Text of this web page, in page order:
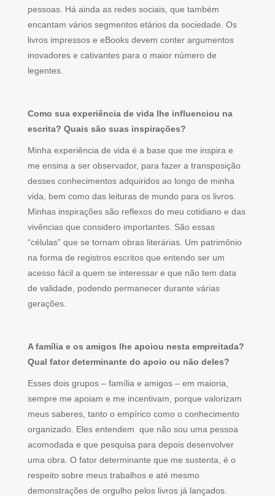
pessoas. Há ainda as redes sociais, que também
encantam vários segmentos etários da sociedade. Os
livros impressos e eBooks devem conter argumentos
inovadores e cativantes para o maior número de
legentes.
Como sua experiência de vida lhe influenciou na
escrita? Quais são suas inspirações?
Minha experiência de vida é a base que me inspira e
me ensina a ser observador, para fazer a transposição
desses conhecimentos adquiridos ao longo de minha
vida, bem como das leituras de mundo para os livros.
Minhas inspirações são reflexos do meu cotidiano e das
vivências que considero importantes. São essas
“células” que se tornam obras literárias. Um patrimônio
na forma de registros escritos que entendo ser um
acesso fácil a quem se interessar e que não tem data
de validade, podendo permanecer durante várias
gerações.
A família e os amigos lhe apoiou nesta empreitada?
Qual fator determinante do apoio ou não deles?
Esses dois grupos – família e amigos – em maioria,
sempre me apoiam e me incentivam, porque valorizam
meus saberes, tanto o empírico como o conhecimento
organizado. Eles entendem que não sou uma pessoa
acomodada e que pesquisa para depois desenvolver
uma obra. O fator determinante que me sustenta, é o
respeito sobre meus trabalhos e até mesmo
demonstrações de orgulho pelos livros já lançados.